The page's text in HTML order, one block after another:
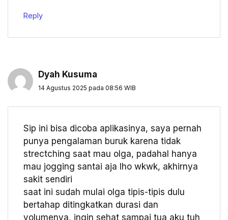
Reply
Dyah Kusuma
14 Agustus 2025 pada 08:56 WIB
Sip ini bisa dicoba aplikasinya, saya pernah
punya pengalaman buruk karena tidak
strectching saat mau olga, padahal hanya
mau jogging santai aja lho wkwk, akhirnya
sakit sendiri
saat ini sudah mulai olga tipis-tipis dulu
bertahap ditingkatkan durasi dan
volumenya, ingin sehat sampai tua aku tuh